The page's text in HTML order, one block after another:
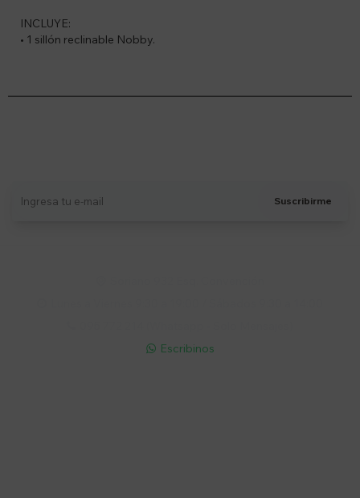
INCLUYE:
• 1 sillón reclinable Nobby.
Suscribirme
 Escribinos